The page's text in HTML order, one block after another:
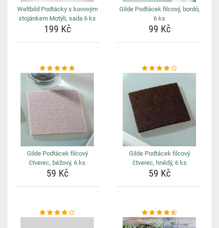
Weltbild Podtácky s kovovým
stojánkem Motýli, sada 6 ks
199 Kč
Gilde Podtácek filcový, bordó,
6 ks
99 Kč
Gilde Podtácek filcový
čtverec, béžový, 6 ks
59 Kč
Gilde Podtácek filcový
čtverec, hnědý, 6 ks
59 Kč